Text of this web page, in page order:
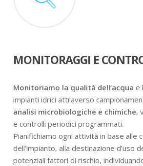
MONITORAGGI E
Monitoriamo la qualità dell’acqua e
impianti idrici attraverso
analisi microbiologiche e chimiche,
e controlli periodici programmati.
Pianifichiamo ogni attività in base alle
dell’impianto, alla destinazione d’uso
potenziali fattori di rischio,